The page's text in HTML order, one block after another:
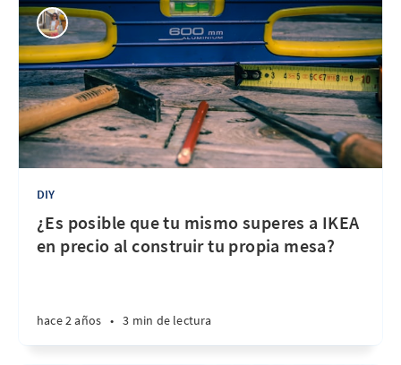
DIY
¿Es posible que tu mismo superes a IKEA
en precio al construir tu propia mesa?
hace 2 años • 3 min de lectura